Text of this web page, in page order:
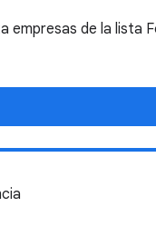
empresas de la